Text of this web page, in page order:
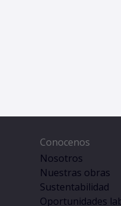
Conocenos
Nosotros
Nuestras obras
Sustentabilidad
Oportunidades